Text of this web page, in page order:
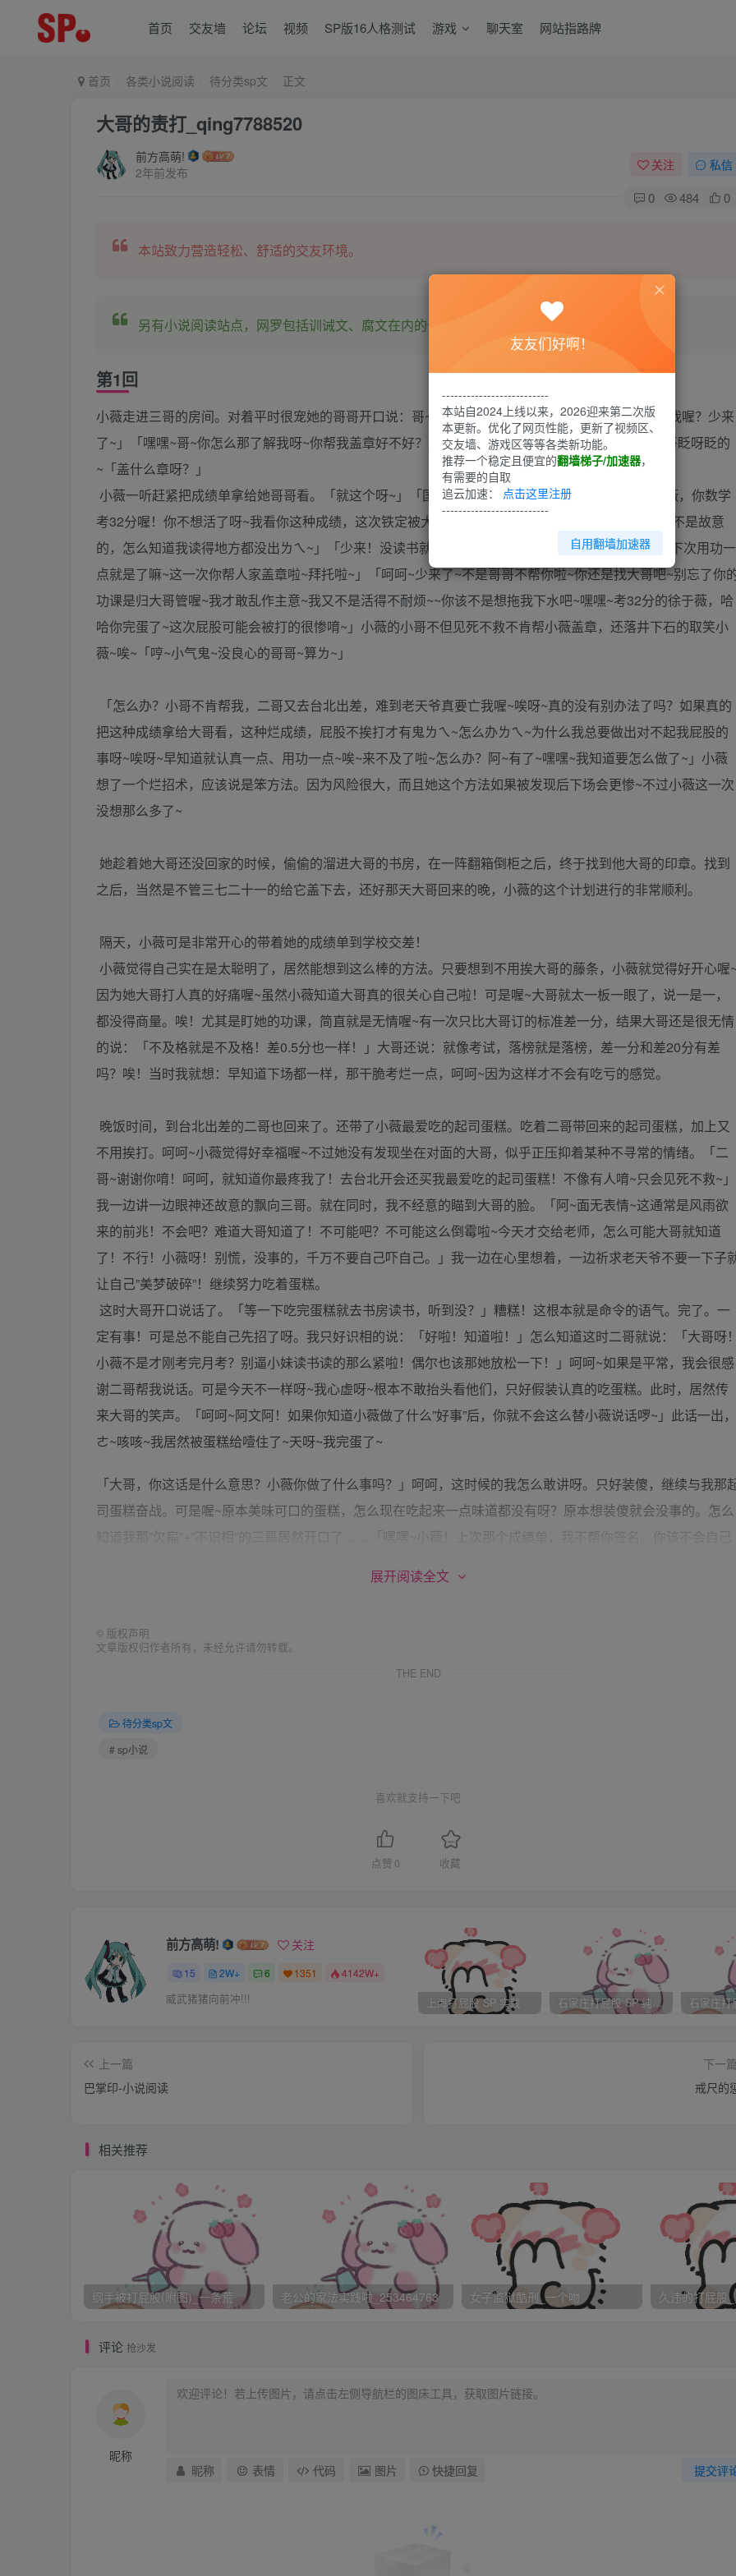
首页 交友墙 论坛 视频 SP版16人格测试 游戏 聊天室 网站指路牌
首页 各类小说阅读 待分类sp文 正文
大哥的责打_qing7788520
前方高萌!
2年前发布
关注 私信
0 484 0
本站致力营造轻松、舒适的交友环境。
另有小说阅读站点，网罗包括训诫文、腐文在内的全网书源。
第1回
小薇走进三哥的房间。对着平时很宠她的哥哥开口说：哥~你最疼我了对不对？「怎么了呀？有事求我喔？少来
了~」「嘿嘿~哥~你怎么那了解我呀~你帮我盖章好不好？」小薇露出她那皎洁的大眼睛，对着她哥哥眨呀眨的
~「盖什么章呀？」
小薇一听赶紧把成绩单拿给她哥哥看。「就这个呀~」「国文72，英文64，数学32，数学32！徐于薇，你数学
考32分喔！你不想活了呀~我看你这种成绩，这次铁定被大哥狠狠修理喔~」「嘘~小声一点啦！我又不是故意
的，怎么知道我读得地方都没出ㄌㄟ~」「少来！没读书就没读书，那来那么多理由呀~」「好啦~我下次用功一
点就是了嘛~这一次你帮人家盖章啦~拜托啦~」「呵呵~少来了~不是哥哥不帮你啦~你还是找大哥吧~别忘了你
功课是归大哥管喔~我才敢乱作主意~我又不是活得不耐烦~~你该不是想拖我下水吧~嘿嘿~考32分的徐于薇，哈
哈你完蛋了~这次屁股可能会被打的很惨唷~」小薇的小哥不但见死不救不肯帮小薇盖章，还落井下石的取笑小
薇~唉~「哼~小气鬼~没良心的哥哥~算ㄌ~」
「怎么办？小哥不肯帮我，二哥又去台北出差，难到老天爷真要亡我喔~唉呀~真的没有别办法了吗？如果真的
把这种成绩拿给大哥看，这种烂成绩，屁股不挨打才有鬼ㄌㄟ~怎么办ㄌㄟ~为什么我总要做出对不起我屁股的
事呀~唉呀~早知道就认真一点、用功一点~唉~来不及了啦~怎么办？阿~有了~嘿嘿~我知道要怎么做了~」小薇
想了一个烂招术，应该说是笨方法。因为风险很大，而且她这个方法如果被发现后下场会更惨~不过小薇这一次
没想那么多了~
她趁着她大哥还没回家的时候，偷偷的溜进大哥的书房，在一阵翻箱倒柜之后，终于找到他大哥的印章。找到
之后，当然是不管三七二十一的给它盖下去，还好那天大哥回来的晚，小薇的这个计划进行的非常顺利。
隔天，小薇可是非常开心的带着她的成绩单到学校交差！
小薇觉得自己实在是太聪明了，居然能想到这么棒的方法。只要想到不用挨大哥的藤条，小薇就觉得好开心喔
因为她大哥打人真的好痛喔~虽然小薇知道大哥真的很关心自己啦！可是喔~大哥就太一板一眼了，说一是一，
都没得商量。唉！尤其是盯她的功课，简直就是无情喔~有一次只比大哥订的标准差一分，结果大哥还是很无情
的说：「不及格就是不及格！差0.5分也一样！」大哥还说：就像考试，落榜就是落榜，差一分和差20分有差
吗？唉！当时我就想：早知道下场都一样，那干脆考烂一点，呵呵~因为这样才不会有吃亏的感觉。
晚饭时间，到台北出差的二哥也回来了。还带了小薇最爱吃的起司蛋糕。吃着二哥带回来的起司蛋糕，加上又
不用挨打。呵呵~小薇觉得好幸福喔~不过她没有发现坐在对面的大哥，似乎正压抑着某种不寻常的情绪。「二
哥~谢谢你唷！呵呵，就知道你最疼我了！去台北开会还买我最爱吃的起司蛋糕！不像有人唷~只会见死不救~」
我一边讲一边眼神还故意的飘向三哥。就在同时，我不经意的瞄到大哥的脸。「阿~面无表情~这通常是风雨欲
来的前兆！不会吧？难道大哥知道了！不可能吧？不可能这么倒霉啦~今天才交给老师，怎么可能大哥就知道
了！不行！小薇呀！别慌，没事的，千万不要自己吓自己。」我一边在心里想着，一边祈求老天爷不要一下子
让自己”美梦破碎”！继续努力吃着蛋糕。
这时大哥开口说话了。「等一下吃完蛋糕就去书房读书，听到没？」糟糕！这根本就是命令的语气。完了。一
定有事！可是总不能自己先招了呀。我只好识相的说：「好啦！知道啦！」怎么知道这时二哥就说：「大哥呀
小薇不是才刚考完月考？别逼小妹读书读的那么紧啦！偶尔也该那她放松一下！」呵呵~如果是平常，我会很感
谢二哥帮我说话。可是今天不一样呀~我心虚呀~根本不敢抬头看他们，只好假装认真的吃蛋糕。此时，居然传
来大哥的笑声。「呵呵~阿文阿！如果你知道小薇做了什么”好事”后，你就不会这么替小薇说话啰~」此话一出，
ㄜ~咳咳~我居然被蛋糕给噎住了~天呀~我完蛋了~
「大哥，你这话是什么意思？小薇你做了什么事吗？」呵呵，这时候的我怎么敢讲呀。只好装傻，继续与我那
司蛋糕奋战。可是喔~原本美味可口的蛋糕，怎么现在吃起来一点味道都没有呀？原本想装傻就会没事的。怎么
知道我那”欠扁”+”不识相”的三哥居然开口了……「嘿嘿~小薇！上次那个成绩单，我不帮你签名。你该不会自己
找你帮忙喔！」「对呀！大哥，就前天呀，小薇拿一张成绩不太好看的成绩单给我，要我帮她签名。可是我有
呢？」「天呀！你这个笨三哥！真的好会演戏喔~拜托你闭嘴，别在说了啦!我会被你害死的啦~」我在心里唉嚎
不要再说了啦~呜~情况已经对我越来越不利了，我那三哥此时非但没有顾念”手足之情”，还”落井下石”。我是你
「好!那我都知道了！小薇跟我进来！」大哥站了起来，用了不容拒绝的语气命令道。「可是~人家蛋糕还没吃
完耶~」其实只剩下一咪咪而已，可是我不想那么早赴”刑场”啦！我一边说话，一边用眼神示意。向我那另外两
笑笑的说：「真是的！小薇呀！你怎么这不懂事呢？唉！」呜~好过份喔~。我怎么会有这种哥哥呀？
「小薇！过来！」不要啦！人家不要过去啦！我在心里挣扎。「徐于薇！」死了，大哥叫我全名了，通常这时
候只意味着一件事：就是我最好识相点，乖乖听话；不然，唉！结果只会更不好。唉！认命吧！该来的就是躲
一点表情也没有，但我可以明显感受出他真的生气了~~没办法，谁叫我犯了大哥的大忌，大哥最不喜欢别人骗
他了。而我居然在考了一个很烂的成绩后，还偷盖他的印章。唉~等一下一定被打的很惨~
我跟在大哥的身后进了书房。我原本想顺道将门带上，但大哥却示意要我到他的大书桌前等着。我听见大哥把
进房后；哥哥将他的椅子拉出来并且坐了下来。
己一起生活的亲人—哥哥。还是一样令人难堪！不过会弄到今天这样的局面，也是我自己造成的。因为以前的
总是太不老实了，总会想一些有的没有的想要逃避挨藤条，就算是真的要挨打了，也要想办法减轻”疼痛”。就自
作聪明的在自己的小裤裤里加料，孰不知是自己真的太笨？还是大哥真的太了解我了？幸运之神从没眷顾过我
总在我想出”很棒”的对策后，马上漏馅。结果就死得更惨~呜~难道这是我的宿命吗？
虽然我有千万个不愿意~但是我还是很认份的、慢慢的拉起自己的裙子并将印有维尼的小裤裤褪到大腿，露出
白嫩嫩的屁股。也许有人会问：「小薇；你怎么都这么乖呀？」唉！其实不是我乖啦！是现实逼的我不得不低
~我已经有太多”惨痛”经验了。就我大哥来说越挣扎对我只会越不利呀！
到我做错事的难堪姿势。趴在大哥的腿上，手着地，而我那等一下会很可怜的屁股，只能高高的翘起来。彷佛
跟要打我的人说：「对不起！我的小主人太不听话了！让我来替她承受她的不懂事吧！」~呜~听来是多么的悲
壮、感人。却也百分百的凸显出我所处的劣势呀！
打，为什么不干脆一点，直接打就好了呀！为什么要问这么多呀？可是大哥才不会这么仁慈！问题是要自己说
展开阅读全文
© 版权声明
文章版权归作者所有，未经允许请勿转载。
THE END
待分类sp文
# sp小说
喜欢就支持一下吧
点赞 0 收藏
前方高萌! 关注
15 2W+ 6 1351 4142W+
威武猪猪向前冲!!! 上海打屁股 SP 实践 石家庄打屁股 SP 纯实践
上一篇
巴掌印-小说阅读
下一
戒尺的
相关推荐
纲手被打屁股(附图)_一条荒 老公的家法实践啦_253464763 女子监狱酷刑_一个吻 久违的打屁股
评论 抢沙发
昵称
提交评
昵称 表情 代码 图片 快捷回复
友友们好啊！
--------------------------
本站自2024上线以来，2026迎来第二次版
本更新。优化了网页性能，更新了视频区、
交友墙、游戏区等等各类新功能。
推荐一个稳定且便宜的翻墙梯子/加速器，
有需要的自取
追云加速： 点击这里注册
--------------------------
自用翻墙加速器